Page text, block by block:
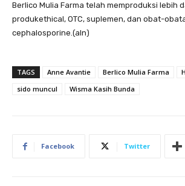
Berlico Mulia Farma telah memproduksi lebih
produkethical, OTC, suplemen, dan obat-
cephalosporine.(aln)
TAGS Anne Avantie Berlico Mulia Farma
sido muncul
Wisma Kasih Bunda
Facebook Twitter